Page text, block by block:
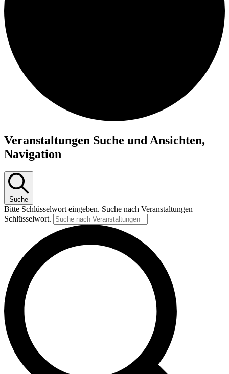
Veranstaltungen
Veranstaltungen Suche und Ansichten,
Navigation
Suche
Bitte Schlüsselwort eingeben. Suche nach Veranstaltungen
Schlüsselwort.